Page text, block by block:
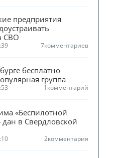
предприятия
СВО
7комментариев
бесплатно
группа
1комментарий
«Беспилотной
дан в Свердловской
2комментария